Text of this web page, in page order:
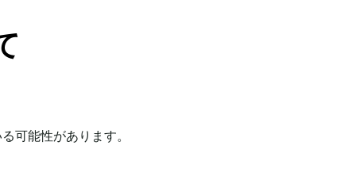
可能性があります。